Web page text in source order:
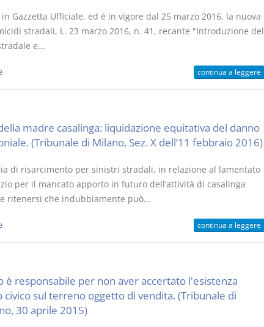
Gazzetta Ufficiale, ed è in vigore dal 25 marzo 2016, la nuova
stradali, L. 23 marzo 2016, n. 41, recante "Introduzione del
e...
continua a leggere
madre casalinga: liquidazione equitativa del danno
(Tribunale di Milano, Sez. X dell’11 febbraio 2016)
di risarcimento per sinistri stradali, in relazione al lamentato
per il mancato apporto in futuro dell’attività di casalinga
ritenersi che indubbiamente può...
continua a leggere
è responsabile per non aver accertato l'esistenza
civico sul terreno oggetto di vendita. (Tribunale di
30 aprile 2015)